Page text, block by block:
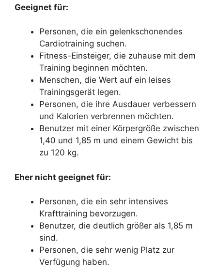
Geeignet für:
Personen, die ein gelenkschonendes
Cardiotraining suchen.
Fitness-Einsteiger, die zuhause mit dem
Training beginnen möchten.
Menschen, die Wert auf ein leises
Trainingsgerät legen.
Personen, die ihre Ausdauer verbessern
und Kalorien verbrennen möchten.
Benutzer mit einer Körpergröße zwischen
1,40 und 1,85 m und einem Gewicht bis
zu 120 kg.
Eher nicht geeignet für:
Personen, die ein sehr intensives
Krafttraining bevorzugen.
Benutzer, die deutlich größer als 1,85 m
sind.
Personen, die sehr wenig Platz zur
Verfügung haben.